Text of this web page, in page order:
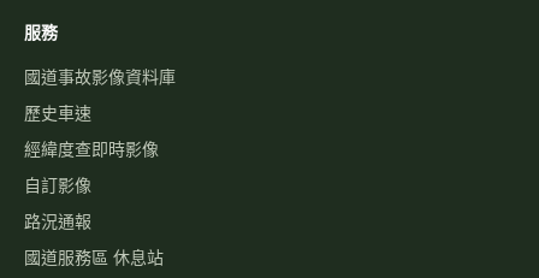
服務
國道事故影像資料庫
歷史車速
經緯度查即時影像
自訂影像
路況通報
國道服務區 休息站